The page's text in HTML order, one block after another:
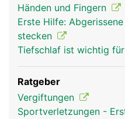
Händen und Fingern
Erste Hilfe:
stecken
Tiefschlaf ist wichtig
Ratgeber
Vergiftungen
Sportverletzungen -